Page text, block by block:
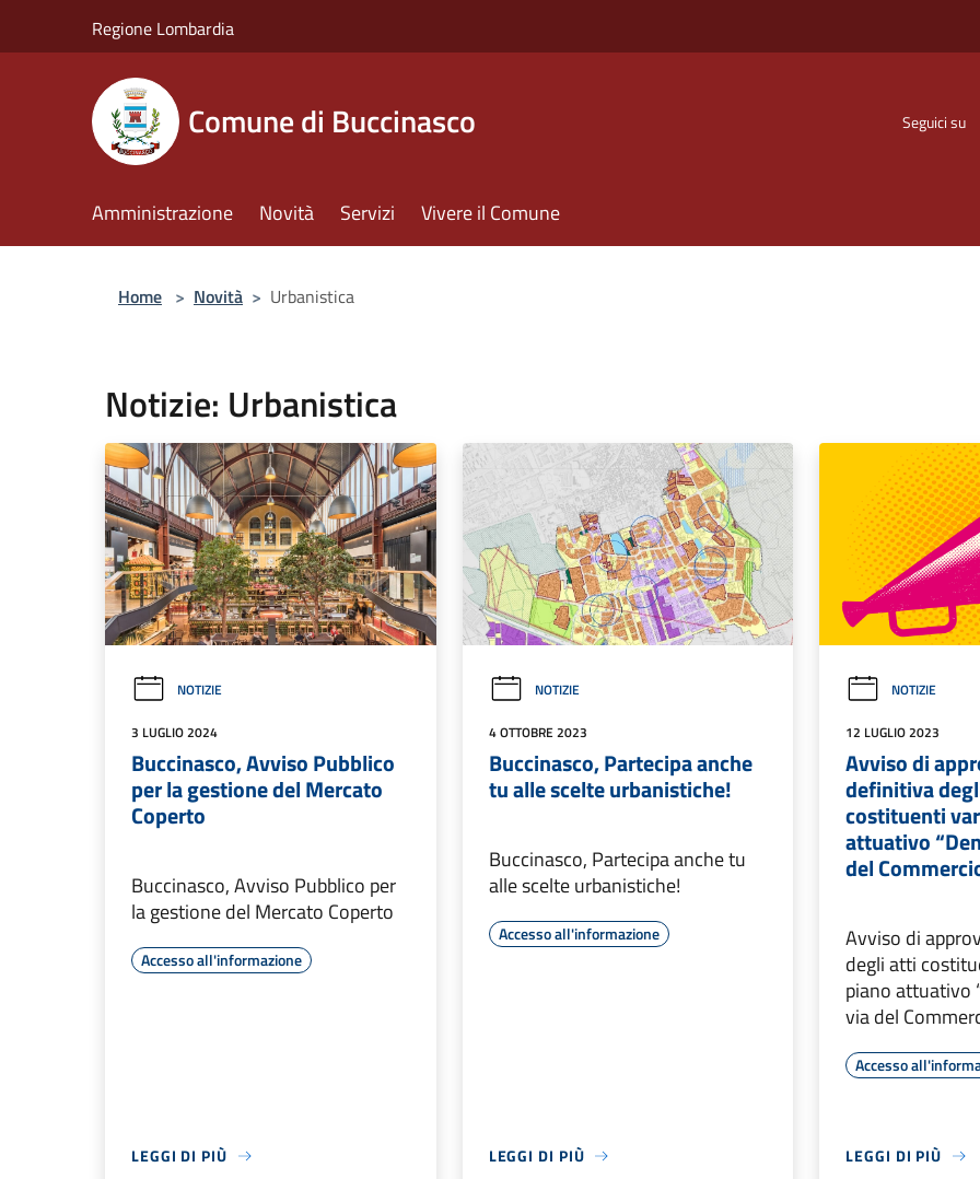
Regione Lombardia
Comune di Buccinasco Seguici su
Amministrazione Novità Servizi Vivere il Comune
Home > Novità > Urbanistica
Notizie: Urbanistica
NOTIZIE
3 LUGLIO 2024
Buccinasco, Avviso Pubblico
per la gestione del Mercato
Coperto
Buccinasco, Avviso Pubblico per
la gestione del Mercato Coperto
Accesso all'informazione
LEGGI DI PIÙ
NOTIZIE
4 OTTOBRE 2023
Buccinasco, Partecipa anche
tu alle scelte urbanistiche!
Buccinasco, Partecipa anche tu
alle scelte urbanistiche!
Accesso all'informazione
LEGGI DI PIÙ
NOTIZIE
12 LUGLIO 2023
Avviso di
definitiva
costituenti
attuativo
del
Avviso di
degli atti
piano attuativo
via del
Accesso
LEGGI DI PIÙ